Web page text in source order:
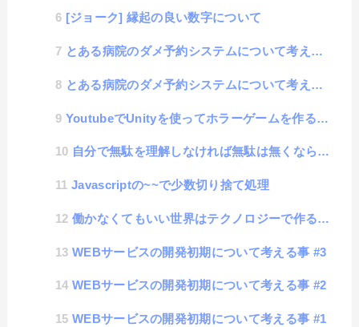
[ジョーク] 縁起の良い数字について
とある病院のダメ予約システムについて考える #2 改善提案
とある病院のダメ予約システムについて考える #1 発覚事例編
YoutubeでUnityを使ってホラーゲームを作る工程を紹介する、腹がよじれるほどおもろい動画
自分で無駄を理解しなければ無駄は無くならない
Javascriptの~~で少数切り捨て処理
働かなくてもいい世界はテクノロジーで作ることができるのか？
WEBサービスの開発初期について考える事 #3
WEBサービスの開発初期について考える事 #2
WEBサービスの開発初期について考える事 #1